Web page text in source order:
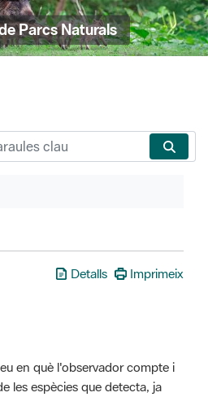
Parcs Naturals
Detalls Imprimeix
en què l'observador compte i
les espècies que detecta, ja